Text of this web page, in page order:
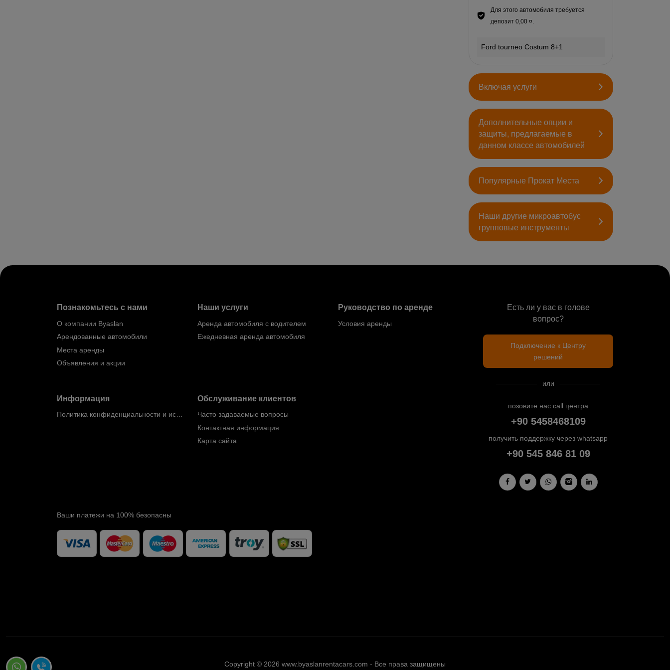
Для этого автомобиля требуется
депозит 0,00 ¤.
Ford tourneo Costum 8+1
Включая услуги
Дополнительные опции и
защиты, предлагаемые в
данном классе автомобилей
Популярные Прокат Места
Наши другие микроавтобус
групповые инструменты
Познакомьтесь с нами
О компании Byaslan
Арендованные автомобили
Места аренды
Объявления и акции
Наши услуги
Аренда автомобиля с водителем
Ежедневная аренда автомобиля
Руководство по аренде
Условия аренды
Информация
Политика конфиденциальности и использования файлов cookie
Обслуживание клиентов
Часто задаваемые вопросы
Контактная информация
Карта сайта
Есть ли у вас в голове
вопрос?
Подключение к Центру
решений
или
позовите нас call центра
+90 5458468109
получить поддержку через whatsapp
+90 545 846 81 09
Ваши платежи на 100% безопасны
Copyright © 2026 www.byaslanrentacars.com - Все права защищены